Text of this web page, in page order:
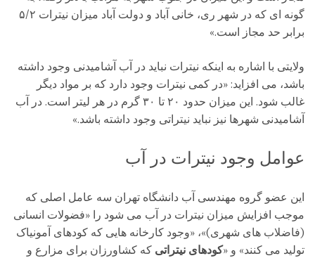
گونه ای که در شهر ری، خانی آباد و دولت آباد میزان نیترات ۵/۲
برابر حد مجاز است.»
ولایتی با اشاره به اینکه نیترات نباید در آب آشامیدنی وجود داشته
باشد، می افزاید: «در کمی نیترات وجود دارد که بر مواد دیگر
غالب شود. این میزان حدود ۲۰ تا ۳۰ گرم در هر لیتر است. در آب
آشامیدنی شهرها نیز نباید نیتراتی وجود داشته باشد.»
عوامل وجود نیترات در آب
این عضو گروه مهندسی آب دانشگاه تهران سه عامل اصلی که
موجب افزایش میزان نیترات در آب می شود را «فضولات انسانی
(فاضلاب های شهری)»، «وجود کارخانه هایی که کودهای آمونیاک
تولید می کنند» و «کودهای نیتراتی که کشاورزان برای مزارع و